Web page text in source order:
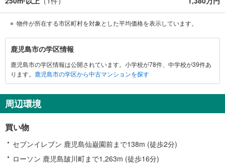
物件が所在する市区町村を対象とした平均価格を表示しています。
鹿
児
島
市
関
す
情
報
鹿児島市の学区情報
鹿児島市の学区情報は公開されています。小学校が78件、中学校が39件あ
ります。
鹿児島市の学区から中古マンションを探す
周辺環境
買い物
セブンイレブン 鹿児島仙巌園前まで138m (徒歩2分)
ローソン 鹿児島皷川町まで1,263m (徒歩16分)